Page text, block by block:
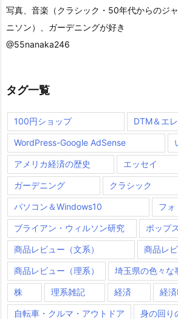
写真、音楽（クラシック・50年代からのジ
ニソン）、ガーデニングが好き
@55nanaka246
タグ一覧
100円ショップ DTM＆エ
WordPress-Google AdSense
アメリカ経済の歴史 エッセイ
ガーデニング クラシック
パソコン＆Windows10 フォ
ブライアン・ウィルソン研究 ポップス
商品レビュー（文系） 商品レ
商品レビュー（理系） 埼玉県の色々な
株 理系雑記 経済 経
自転車・クルマ・アウトドア 身の回り